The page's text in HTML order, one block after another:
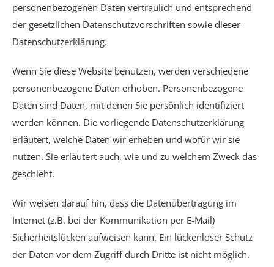
personenbezogenen Daten vertraulich und entsprechend
der gesetzlichen Datenschutzvorschriften sowie dieser
Datenschutzerklärung.
Wenn Sie diese Website benutzen, werden verschiedene
personenbezogene Daten erhoben. Personenbezogene
Daten sind Daten, mit denen Sie persönlich identifiziert
werden können. Die vorliegende Datenschutzerklärung
erläutert, welche Daten wir erheben und wofür wir sie
nutzen. Sie erläutert auch, wie und zu welchem Zweck das
geschieht.
Wir weisen darauf hin, dass die Datenübertragung im
Internet (z.B. bei der Kommunikation per E-Mail)
Sicherheitslücken aufweisen kann. Ein lückenloser Schutz
der Daten vor dem Zugriff durch Dritte ist nicht möglich.